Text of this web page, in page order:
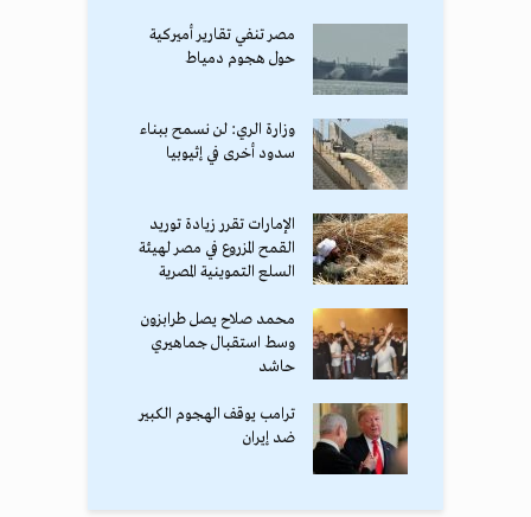
مصر تنفي تقارير أميركية
حول هجوم دمياط
وزارة الري: لن نسمح ببناء
سدود أخرى في إثيوبيا
الإمارات تقرر زيادة توريد
القمح المزروع في مصر لهيئة
السلع التموينية المصرية
محمد صلاح يصل طرابزون
وسط استقبال جماهيري
حاشد
ترامب يوقف الهجوم الكبير
ضد إيران